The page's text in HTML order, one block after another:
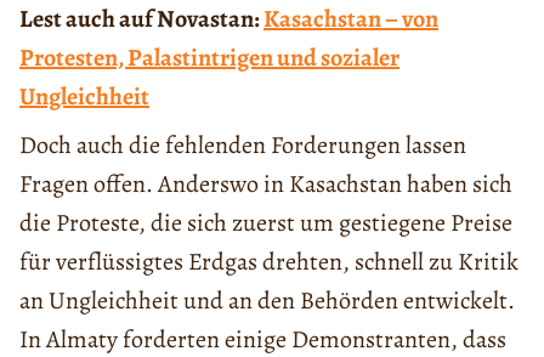
Lest auch auf Novastan:Kasachstan – von
Protesten, Palastintrigen und sozialer
Ungleichheit
Doch auch die fehlenden Forderungen lassen
Fragen offen. Anderswo in Kasachstan haben sich
die Proteste, die sich zuerst um gestiegene Preise
für verflüssigtes Erdgas drehten, schnell zu Kritik
an Ungleichheit und an den Behörden entwickelt.
In Almaty forderten einige Demonstranten, dass